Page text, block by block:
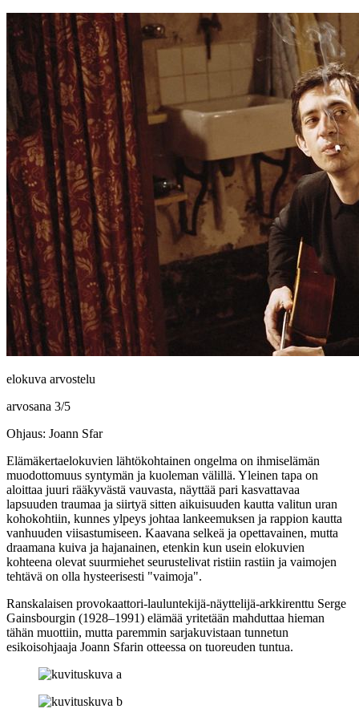
elokuva arvostelu
arvosana 3/5
Ohjaus: Joann Sfar
Elämäkertaelokuvien lähtökohtainen ongelma on ihmiselämän
muodottomuus syntymän ja kuoleman välillä. Yleinen tapa on
aloittaa juuri rääkyvästä vauvasta, näyttää pari kasvattavaa
lapsuuden traumaa ja siirtyä sitten aikuisuuden kautta valitun uran
kohokohtiin, kunnes ylpeys johtaa lankeemuksen ja rappion kautta
vanhuuden viisastumiseen. Kaavana selkeä ja opettavainen, mutta
draamana kuiva ja hajanainen, etenkin kun usein elokuvien
kohteena olevat suurmiehet seurustelivat ristiin rastiin ja vaimojen
tehtävä on olla hysteerisesti "vaimoja".
Ranskalaisen provokaattori-lauluntekijä-näyttelijä-arkkirenttu Serge
Gainsbourgin (1928–1991) elämää yritetään mahduttaa hieman
tähän muottiin, mutta paremmin sarjakuvistaan tunnetun
esikoisohjaaja Joann Sfarin otteessa on tuoreuden tuntua.